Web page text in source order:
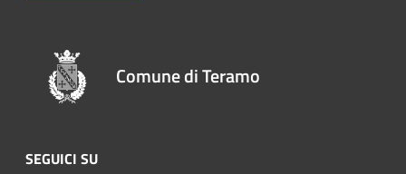
Comune di Teramo
SEGUICI SU